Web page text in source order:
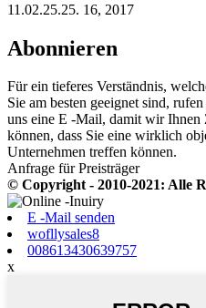
11.02.25.25. 16, 2017
Abonnieren
Für ein tieferes Verständnis,
Sie am besten geeignet sind,
uns eine E -Mail, damit wir Ihnen
können, dass Sie eine wirklich
Unternehmen treffen können.
Anfrage für Preisträger
© Copyright - 2010-2021: Alle
E -Mail senden
wofllysales8
008613430639757
x